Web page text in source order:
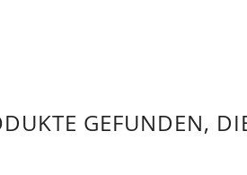
GEFUNDEN,